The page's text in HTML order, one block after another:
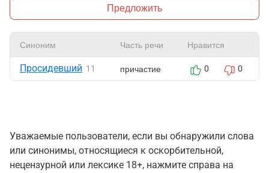
Предложить
Синоним Часть речи Нравится
Просидевший 11 причастие 0 0
Уважаемые пользователи, если вы обнаружили слова
или синонимы, относящиеся к оскорбительной,
нецензурной или лексике 18+, нажмите справа на